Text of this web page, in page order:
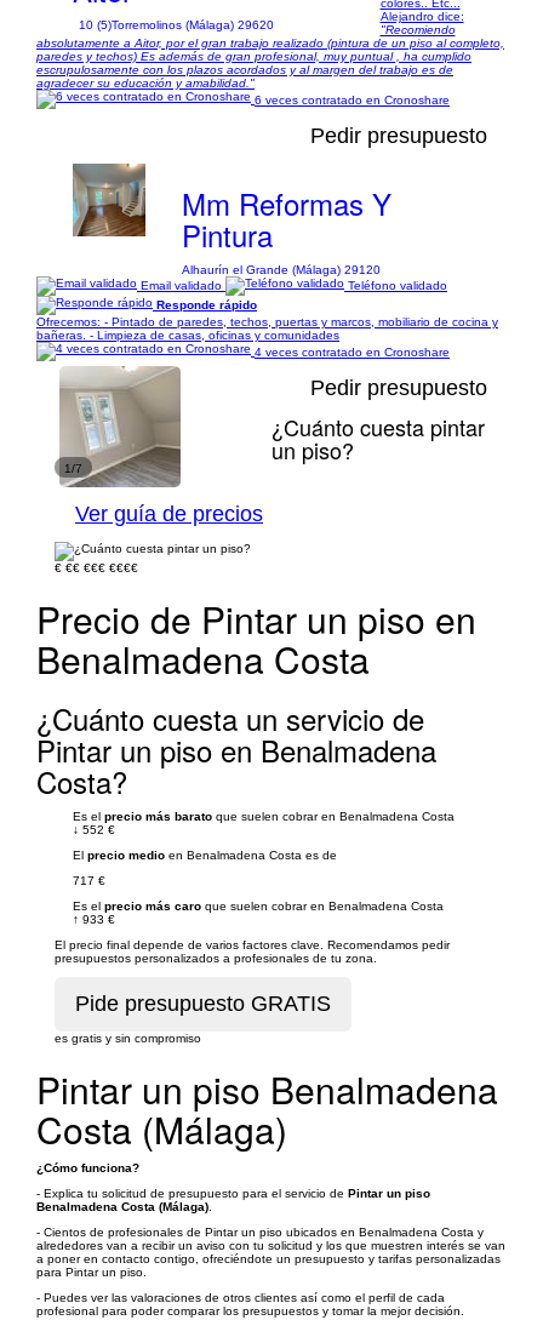
10 (5)Torremolinos (Málaga) 29620
colores.. Etc...
Alejandro dice:
"Recomiendo
absolutamente a Aitor, por el gran trabajo realizado (pintura de un piso al completo,
paredes y techos) Es además de gran profesional, muy puntual , ha cumplido
escrupulosamente con los plazos acordados y al margen del trabajo es de
agradecer su educación y amabilidad."
6 veces contratado en Cronoshare
Pedir presupuesto
Mm Reformas Y
Pintura
Alhaurín el Grande (Málaga) 29120
Email validado
Teléfono validado
Responde rápido
Ofrecemos: - Pintado de paredes, techos, puertas y marcos, mobiliario de cocina y
bañeras. - Limpieza de casas, oficinas y comunidades
4 veces contratado en Cronoshare
1/7
Pedir presupuesto
¿Cuánto cuesta pintar
un piso?
Ver guía de precios
€ €€ €€€ €€€€
Precio de Pintar un piso en
Benalmadena Costa
¿Cuánto cuesta un servicio de
Pintar un piso en Benalmadena
Costa?
Es el precio más barato que suelen cobrar en Benalmadena Costa
↓ 552 €
El precio medio en Benalmadena Costa es de
717 €
Es el precio más caro que suelen cobrar en Benalmadena Costa
↑ 933 €
El precio final depende de varios factores clave. Recomendamos pedir
presupuestos personalizados a profesionales de tu zona.
es gratis y sin compromiso
Pintar un piso Benalmadena
Costa (Málaga)
¿Cómo funciona?
- Explica tu solicitud de presupuesto para el servicio de Pintar un piso
Benalmadena Costa (Málaga)
- Cientos de profesionales de Pintar un piso ubicados en Benalmadena Costa y
alrededores van a recibir un aviso con tu solicitud y los que muestren interés se van
a poner en contacto contigo, ofreciéndote un presupuesto y tarifas personalizadas
para Pintar un piso.
- Puedes ver las valoraciones de otros clientes así como el perfil de cada
profesional para poder comparar los presupuestos y tomar la mejor decisión.